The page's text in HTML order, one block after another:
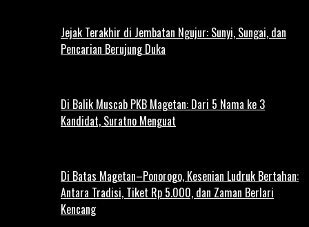
Jejak Terakhir di Jembatan Ngujur: Sunyi, Sungai, dan
Pencarian Berujung Duka
Di Balik Muscab PKB Magetan: Dari 5 Nama ke 3
Kandidat, Suratno Menguat
Di Batas Magetan–Ponorogo, Kesenian Ludruk Bertahan:
Antara Tradisi, Tiket Rp 5.000, dan Zaman Berlari
Kencang